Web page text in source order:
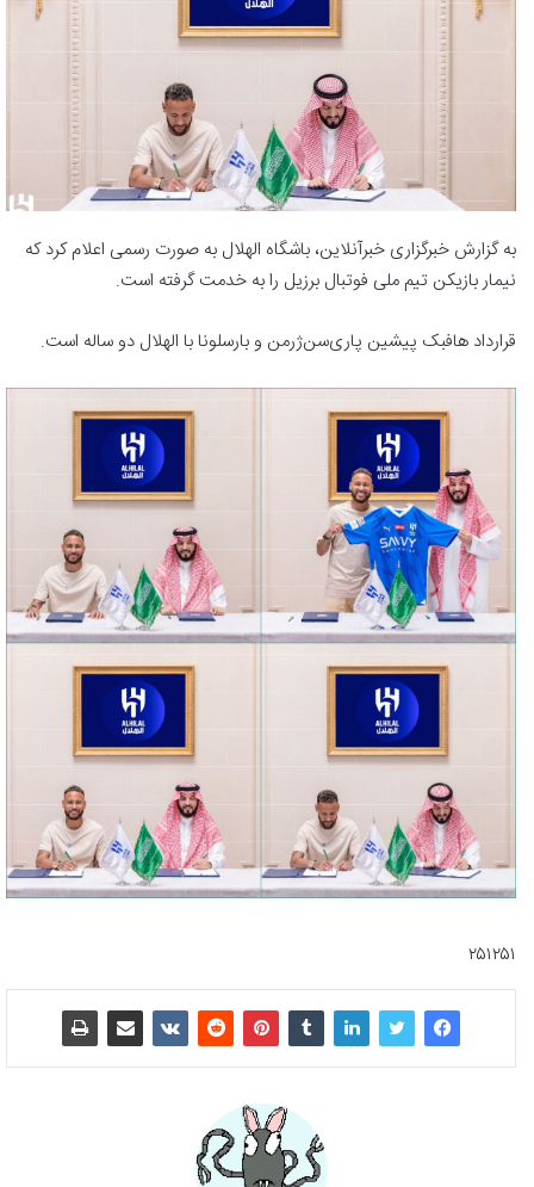
به گزارش خبرگزاری خبرآنلاین، باشگاه الهلال به صورت رسمی اعلام کرد که
نیمار بازیکن تیم ملی فوتبال برزیل را به خدمت گرفته است.
قرارداد هافبک پیشین پاری‌سن‌ژرمن و بارسلونا با الهلال دو ساله است.
۲۵۱۲۵۱